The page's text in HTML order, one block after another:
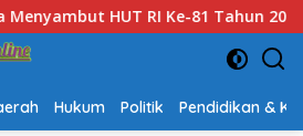
Kalsel H. Muhidin Apresiasi
Hukum Politik Pendidikan &